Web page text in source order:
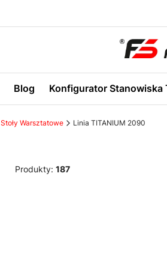
Blog Konfigurator Stanowiska
Stoły Warsztatowe Linia TITANIUM 2090
Produkty: 187